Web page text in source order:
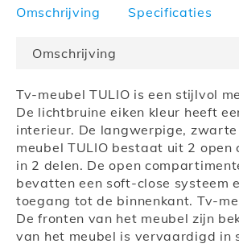
naar
van
afbeeldingen-
gallerij
Omschrijving Specificaties
Omschrijving
Tv-meubel TULIO is een stijlvol
De lichtbruine eiken kleur heeft
interieur. De langwerpige,
meubel TULIO bestaat uit 2
in 2 delen. De open
bevatten een soft-close systeem
toegang tot de binnenkant. Tv-
De fronten van het meubel zijn
van het meubel is vervaardigd